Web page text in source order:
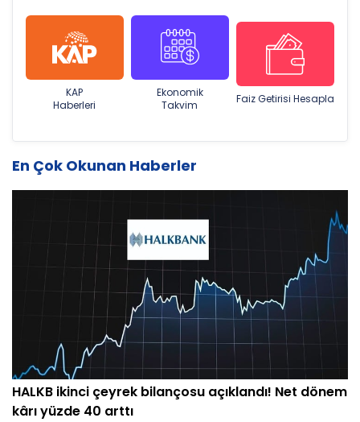
KAP
Haberleri
Ekonomik
Takvim
Faiz Getirisi Hesapla
En Çok Okunan Haberler
HALKB ikinci çeyrek bilançosu açıklandı! Net dönem
kârı yüzde 40 arttı